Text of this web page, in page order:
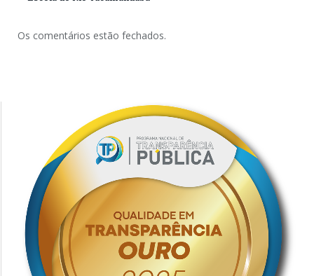
Os comentários estão fechados.